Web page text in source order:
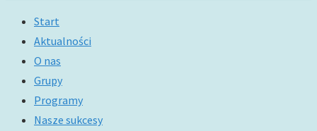
Start
Aktualności
O nas
Grupy
Programy
Nasze sukcesy